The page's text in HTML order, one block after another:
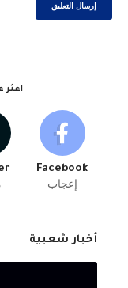
اعثر
Facebook
إعجاب
أخبار شعبية